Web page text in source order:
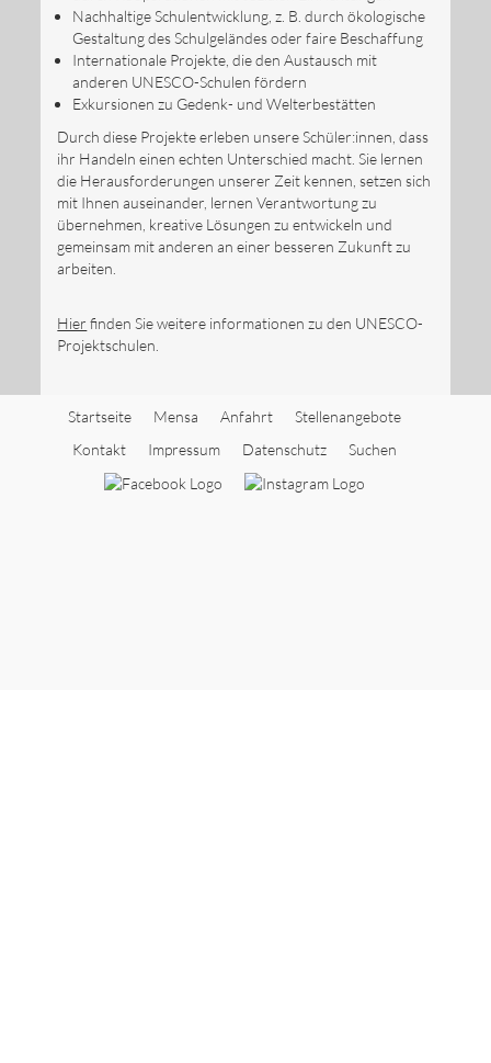
Nachhaltige Schulentwicklung, z. B. durch ökologische
Gestaltung des Schulgeländes oder faire Beschaffung
Internationale Projekte, die den Austausch mit
anderen UNESCO-Schulen fördern
Exkursionen zu Gedenk- und Welterbestätten
Durch diese Projekte erleben unsere Schüler:innen, dass
ihr Handeln einen echten Unterschied macht. Sie lernen
die Herausforderungen unserer Zeit kennen, setzen sich
mit Ihnen auseinander, lernen Verantwortung zu
übernehmen, kreative Lösungen zu entwickeln und
gemeinsam mit anderen an einer besseren Zukunft zu
arbeiten.
Hier finden Sie weitere informationen zu den UNESCO-
Projektschulen.
Startseite Mensa Anfahrt
Stellenangebote
Kontakt
Impressum Datenschutz Suchen